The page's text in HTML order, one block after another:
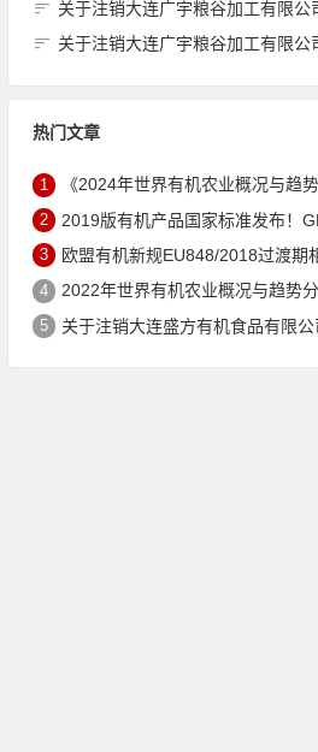
关于注销大连广宇粮谷加工有限公司
关于注销大连广宇粮谷加工有限公司
热门文章
1 《2024年世界有机农业概况与趋势预测》全球首发
2 2019版有机产品国家标准发布！
3 欧盟有机新规EU848/2018过渡期
4 2022年世界有机农业概况与趋势分析——全球有机
5 关于注销大连盛方有机食品有限公司